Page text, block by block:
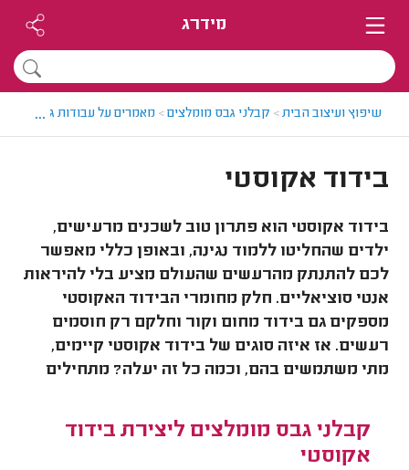
מידרג
שיפוץ ועיצוב הבית> קבלני גבס מומלצים> מאמרים על עבודות גבס
...
בידוד אקוסטי
בידוד אקוסטי הוא פתרון טוב לשכנים מרעישים,
ילדים שהחליטו ללמוד נגינה, ובאופן כללי מאפשר
לכם להתנתק מהרעשים שהעולם מציע בלי להיראות
אנטי סוציאליים. חלק מחומרי הבידוד האקוסטי
מספקים גם בידוד מחום וקור וחלקם רק חוסמים
רעשים. אז איזה סוגים של בידוד אקוסטי קיימים,
מתי משתמשים בהם, וכמה כל זה יעלה? מתחילים
קבלני גבס מומלצים ליצירת בידוד
אקוסטי